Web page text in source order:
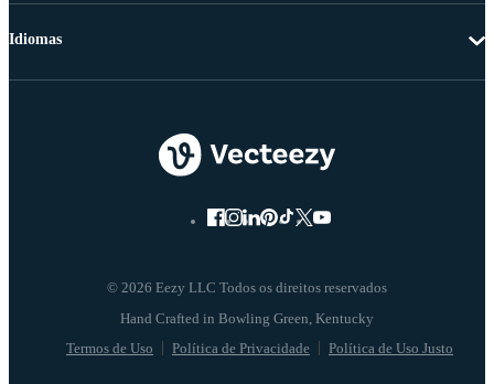
© 2026 Eezy LLC Todos os direitos reservados
Termos de Uso Política de Privacidade Política de Uso Justo
Idiomas